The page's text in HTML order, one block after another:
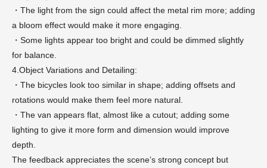
・The light from the sign could affect the metal rim more; adding
a bloom effect would make it more engaging.
・Some lights appear too bright and could be dimmed slightly
for balance.
4.Object Variations and Detailing:
・The bicycles look too similar in shape; adding offsets and
rotations would make them feel more natural.
・The van appears flat, almost like a cutout; adding some
lighting to give it more form and dimension would improve
depth.
The feedback appreciates the scene’s strong concept but